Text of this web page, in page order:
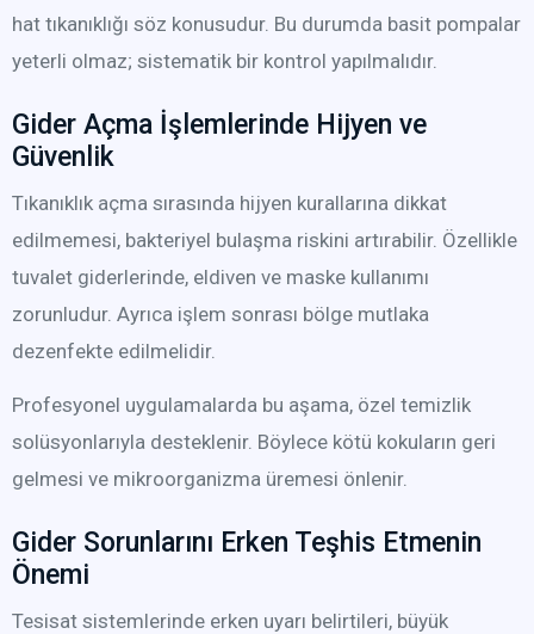
hat tıkanıklığı söz konusudur. Bu durumda basit pompalar
yeterli olmaz; sistematik bir kontrol yapılmalıdır.
Gider Açma İşlemlerinde Hijyen ve
Güvenlik
Tıkanıklık açma sırasında hijyen kurallarına dikkat
edilmemesi, bakteriyel bulaşma riskini artırabilir. Özellikle
tuvalet giderlerinde, eldiven ve maske kullanımı
zorunludur. Ayrıca işlem sonrası bölge mutlaka
dezenfekte edilmelidir.
Profesyonel uygulamalarda bu aşama, özel temizlik
solüsyonlarıyla desteklenir. Böylece kötü kokuların geri
gelmesi ve mikroorganizma üremesi önlenir.
Gider Sorunlarını Erken Teşhis Etmenin
Önemi
Tesisat sistemlerinde erken uyarı belirtileri, büyük